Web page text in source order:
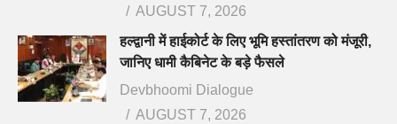
AUGUST 7, 2026
हल्द्वानी में हाईकोर्ट के लिए भूमि हस्तांतरण को मंजूरी,
जानिए धामी कैबिनेट के बड़े फैसले
Devbhoomi Dialogue
AUGUST 7, 2026